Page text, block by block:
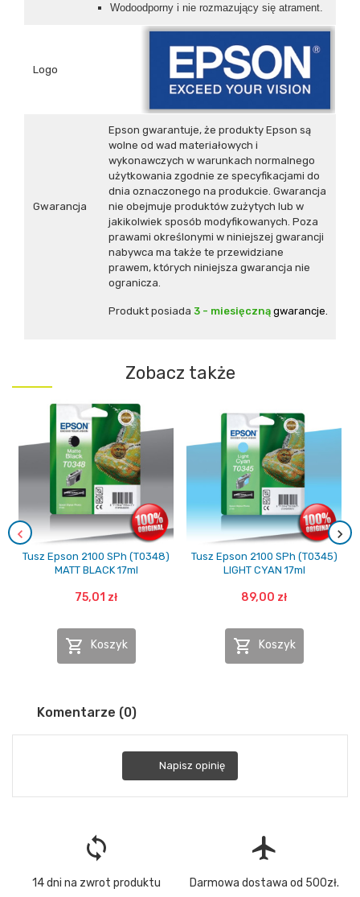
Wodoodporny i nie rozmazujący się atrament.
Logo
Gwarancja
Epson gwarantuje, że produkty Epson są
wolne od wad materiałowych i
wykonawczych w warunkach normalnego
użytkowania zgodnie ze specyfikacjami do
dnia oznaczonego na produkcie. Gwarancja
nie obejmuje produktów zużytych lub w
jakikolwiek sposób modyfikowanych. Poza
prawami określonymi w niniejszej gwarancji
nabywca ma także te przewidziane
prawem, których niniejsza gwarancja nie
ogranicza.
Produkt posiada 3 - miesięczną gwarancje.
Zobacz także
Tusz Epson 2100 SPh (T0348)
MATT BLACK 17ml
75,01 zł
 Koszyk
Tusz Epson 2100 SPh (T0345)
LIGHT CYAN 17ml
89,00 zł
 Koszyk
Komentarze (0)
Napisz opinię
loop
14 dni na zwrot produktu
flight
Darmowa dostawa od 500zł.